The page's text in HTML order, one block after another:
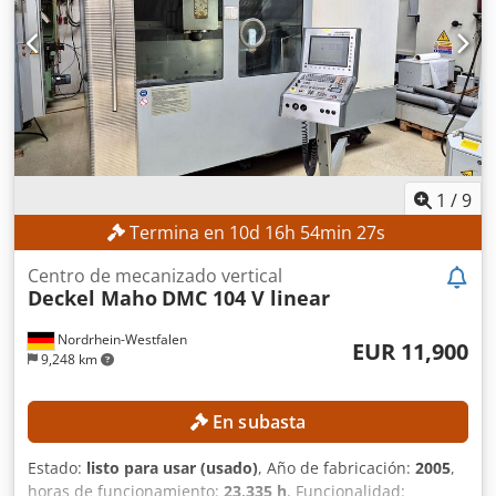
Recorrido del eje Z: 750 mm Velocidad de husillo: 8.000
rpm DETALLES DE LA MÁQUINA Modelo de control:
Heidenhain TNC 530 Tensión de funcionamiento: 400 V /
50 Hz Tensión de control: 24 V Potencia: 35 kVA Corriente
nominal: 50 A Fusible principal: 6,3 A Horas de
funcionamiento Horas de husillo: 5.238 h Horas de
funcionamiento del control: 17.705 h
1 /9
Termina en 10d 16h 54min 25s
Nordrhein-Westfalen
9,248 km
Centro de mecanizado vertical
Deckel Maho DMC 104 V linear
EUR 11,900
En subasta
Estado: listo para usar (usado), Año de fabricación: 2005,
horas de funcionamiento: 23,335 h, Funcionalidad: